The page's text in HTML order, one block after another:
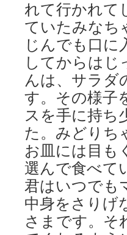
れて行かれて
ていたみなち
じんでも口に
してからはじ
んは、サラダ
す。その様子
スを手に持ち
た。みどりち
お皿には目も
選んで食べて
君はいつでも
中身をさりげ
さまです。そ